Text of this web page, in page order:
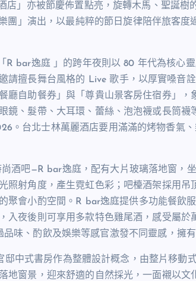
店」亦被節慶佈置點亮，旋轉木馬、聖誕樹
團」演出，以最純粹的節日旋律陪伴旅客
R bar逸庭 」的跨年夜則以 80 年代為核心
請擅長舞台風格的 Live歌手，以厚實嗓音
廳自助餐券」與「尊貴山景客房住宿券」，
鏡、髮帶、大耳環、蕾絲、泡泡襪或長筒
。台北士林萬麗酒店要用滿滿的烤物香氣
尚酒吧— R bar逸庭，配有大片玻璃落地窗，
照射角度，產生霓虹色彩；吧檯酒架採用吊
聚會小酌空間。 R bar逸庭提供多功能餐飲
入夜後則可享用多款特色雞尾酒，感受屬於
品味、酌飲及娛樂等感官激發不同靈感，擁
邸中式書房作為整體設計概念，由整片移動
地窗景，迎來舒適的自然採光，一面襯以